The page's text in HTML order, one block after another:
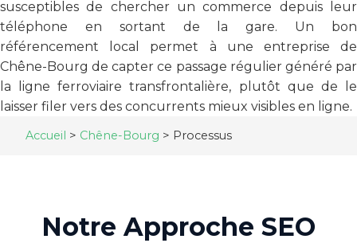
susceptibles de chercher un commerce depuis leur
téléphone en sortant de la gare. Un bon
référencement local permet à une entreprise de
Chêne-Bourg de capter ce passage régulier généré par
la ligne ferroviaire transfrontalière, plutôt que de le
laisser filer vers des concurrents mieux visibles en ligne.
Accueil > Chêne-Bourg > Processus
Notre Approche SEO